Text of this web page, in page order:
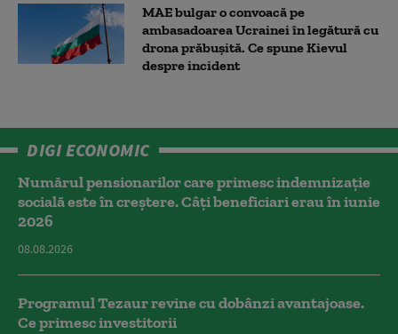
MAE bulgar o convoacă pe
ambasadoarea Ucrainei în legătură cu
drona prăbuşită. Ce spune Kievul
despre incident
DIGI ECONOMIC
Numărul pensionarilor care primesc indemnizaţie
socială este în creștere. Câți beneficiari erau în iunie
2026
08.08.2026
Programul Tezaur revine cu dobânzi avantajoase.
Ce primesc investitorii